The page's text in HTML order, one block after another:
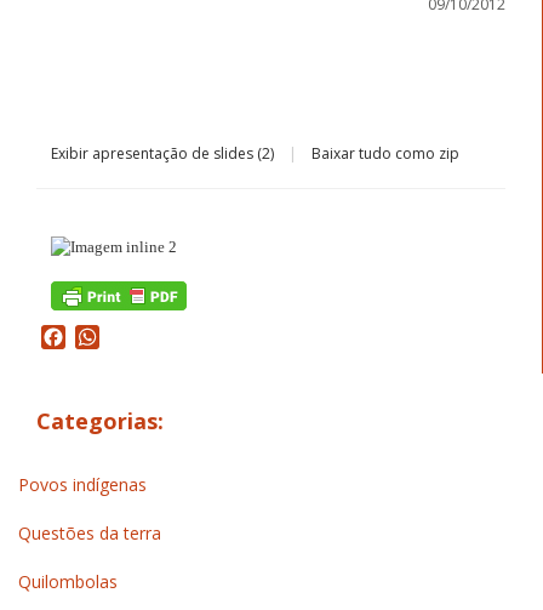
Exibir apresentação de slides (2)
| Baixar tudo como zip
Facebook
Categorias:
Povos indígenas
Questões da terra
Quilombolas